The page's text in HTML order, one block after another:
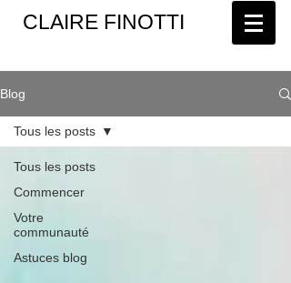
CLAIRE FINOTTI
Blog
Tous les posts
Commencer
Votre
communauté
Astuces blog
Tous les posts